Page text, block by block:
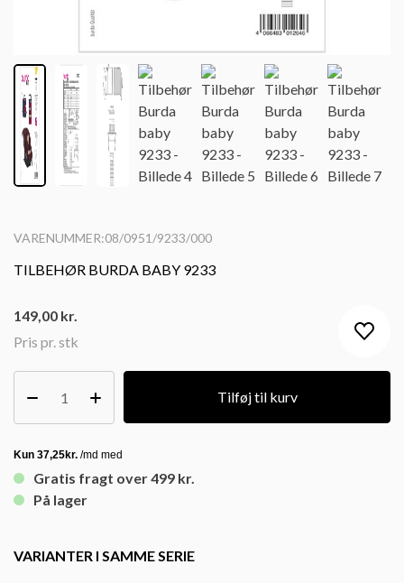
VARENUMMER:08/0951/9233/000
TILBEHØR BURDA BABY 9233
Pris pr. stk
149,00 kr.
Tilføj til kurv
Gratis fragt over 499 kr.
På lager
VARIANTER I SAMME SERIE